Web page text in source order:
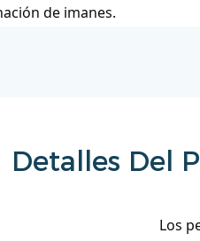
de imanes.
Detalles Del
Los